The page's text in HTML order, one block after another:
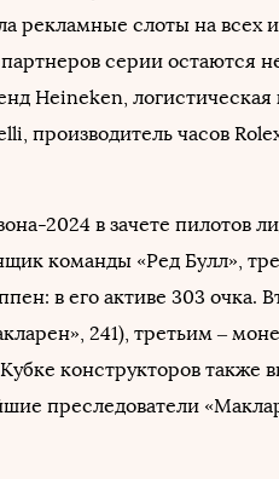
рекламные слоты на всех
партнеров серии остаются
Heineken, логистическая
производитель часов
2024 в зачете пилотов
команды «Ред Булл»,
в его активе 303 очка.
241), третьим –
конструкторов также
преследователи